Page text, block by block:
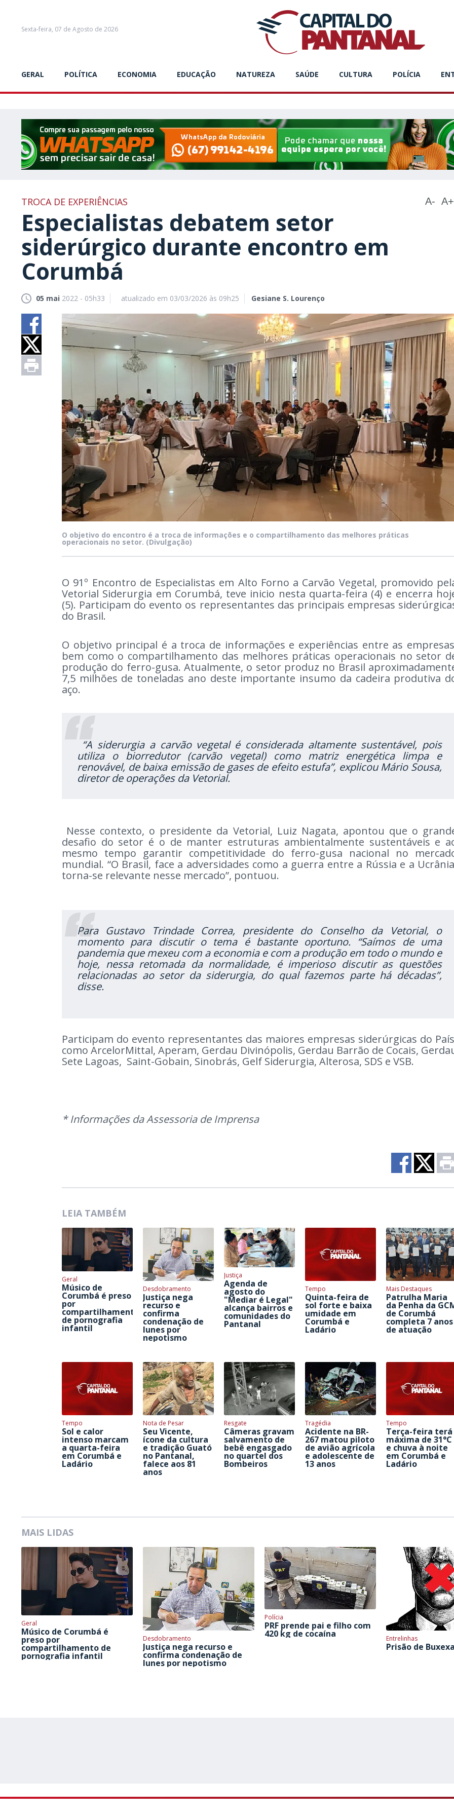
Sexta-feira, 07 de Agosto de 2026
GERAL POLÍTICA ECONOMIA EDUCAÇÃO NATUREZA SAÚDE CULTURA POLÍCIA
TROCA DE EXPERIÊNCIAS A- A+
Especialistas debatem setor
siderúrgico durante encontro em
Corumbá
05 mai 2022 - 05h33 atualizado em 03/03/2026 às 09h25 Gesiane S. Lourenço
O objetivo do encontro é a troca de informações e o compartilhamento das melhores práticas
operacionais no setor. (Divulgação)
O 91º Encontro de Especialistas em Alto Forno a Carvão Vegetal, promovido
Vetorial Siderurgia em Corumbá, teve inicio nesta quarta-feira (4) e encerra
(5). Participam do evento os representantes das principais empresas
do Brasil.
O objetivo principal é a troca de informações e experiências entre as
bem como o compartilhamento das melhores práticas operacionais no setor
produção do ferro-gusa. Atualmente, o setor produz no Brasil
7,5 milhões de toneladas ano deste importante insumo da cadeira produtiva
aço.
“A siderurgia a carvão vegetal é considerada altamente sustentável, pois
utiliza o biorredutor (carvão vegetal) como matriz energética limpa e
renovável, de baixa emissão de gases de efeito estufa”, explicou Mário Sousa,
diretor de operações da Vetorial.
Nesse contexto, o presidente da Vetorial, Luiz Nagata, apontou que o
desafio do setor é o de manter estruturas ambientalmente sustentáveis e
mesmo tempo garantir competitividade do ferro-gusa nacional no
mundial. “O Brasil, face a adversidades como a guerra entre a Rússia e a
torna-se relevante nesse mercado”, pontuou.
Para Gustavo Trindade Correa, presidente do Conselho da Vetorial, o
momento para discutir o tema é bastante oportuno. “Saímos de uma
pandemia que mexeu com a economia e com a produção em todo o mundo e
hoje, nessa retomada da normalidade, é imperioso discutir as questões
relacionadas ao setor da siderurgia, do qual fazemos parte há décadas”,
disse.
Participam do evento representantes das maiores empresas siderúrgicas do
como ArcelorMittal, Aperam, Gerdau Divinópolis, Gerdau Barrão de Cocais,
Sete Lagoas, Saint-Gobain, Sinobrás, Gelf Siderurgia, Alterosa, SDS e VSB.
* Informações da Assessoria de Imprensa
LEIA TAMBÉM
Geral
Músico de
Corumbá é preso
por
compartilhamento
de pornografia
infantil
Desdobramento
Justiça nega
recurso e
confirma
condenação de
Iunes por
nepotismo
Justiça
Agenda de
agosto do
"Mediar é Legal"
alcança bairros e
comunidades do
Pantanal
Tempo
Quinta-feira de
sol forte e baixa
umidade em
Corumbá e
Ladário
Mais Destaques
Patrulha Maria
da Penha da
de Corumbá
completa 7 anos
de atuação
Tempo
Sol e calor
intenso marcam
a quarta-feira
em Corumbá e
Ladário
Nota de Pesar
Seu Vicente,
ícone da cultura
e tradição Guató
no Pantanal,
falece aos 81
anos
Resgate
Câmeras gravam
salvamento de
bebê engasgado
no quartel dos
Bombeiros
Tragédia
Acidente na BR-
267 matou piloto
de avião agrícola
e adolescente de
13 anos
Tempo
Terça-feira terá
máxima de 31°C
e chuva à noite
em Corumbá e
Ladário
MAIS LIDAS
Geral
Músico de Corumbá é
preso por
compartilhamento de
pornografia infantil
Desdobramento
Justiça nega recurso e
confirma condenação de
Iunes por nepotismo
Polícia
PRF prende pai e filho com
420 kg de cocaína Entrelinhas
Prisão de